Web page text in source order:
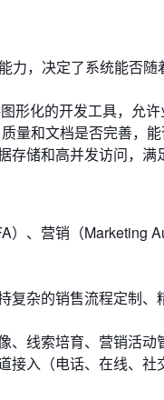
力，决定了系统能否随
形化的开发工具，允
量和文档是否完善，
存储和高并发访问，
）、营销（Marketing
复杂的销售流程定制
、线索培育、营销活
接入（电话、在线、